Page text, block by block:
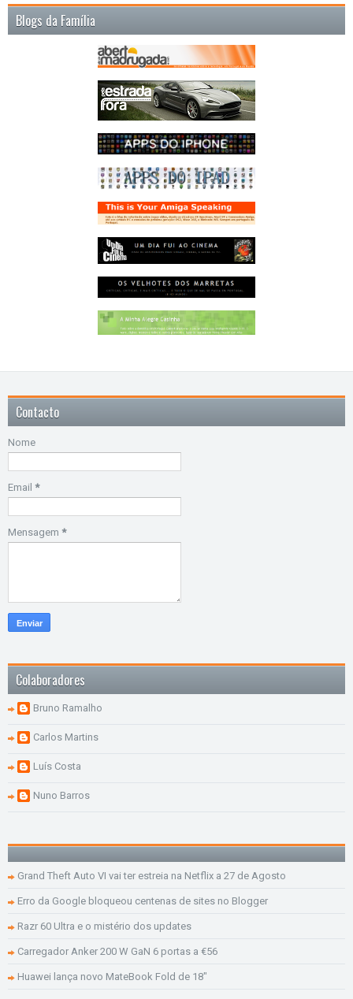
Blogs da Família
Contacto
Nome
Email *
Mensagem *
Colaboradores
Bruno Ramalho
Carlos Martins
Luís Costa
Nuno Barros
Grand Theft Auto VI vai ter estreia na Netflix a 27 de Agosto
Erro da Google bloqueou centenas de sites no Blogger
Razr 60 Ultra e o mistério dos updates
Carregador Anker 200 W GaN 6 portas a €56
Huawei lança novo MateBook Fold de 18"